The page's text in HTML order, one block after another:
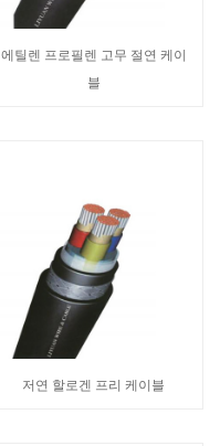
에틸렌 프로필렌 고무 절연 케이
블
저연 할로겐 프리 케이블